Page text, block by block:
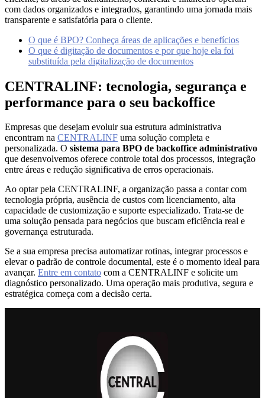
com dados organizados e integrados, garantindo uma jornada mais
transparente e satisfatória para o cliente.
O que é BPO? Conheça áreas de aplicações e benefícios
O que é digitação de documentos e por que hoje ela foi
substituída pela digitalização de documentos
CENTRALINF: tecnologia, segurança e
performance para o seu backoffice
Empresas que desejam evoluir sua estrutura administrativa
encontram na CENTRALINF uma solução completa e
personalizada. O sistema para BPO de backoffice administrativo
que desenvolvemos oferece controle total dos processos, integração
entre áreas e redução significativa de erros operacionais.
Ao optar pela CENTRALINF, a organização passa a contar com
tecnologia própria, ausência de custos com licenciamento, alta
capacidade de customização e suporte especializado. Trata-se de
uma solução pensada para negócios que buscam eficiência real e
governança estruturada.
Se a sua empresa precisa automatizar rotinas, integrar processos e
elevar o padrão de controle documental, este é o momento ideal para
avançar. Entre em contato com a CENTRALINF e solicite um
diagnóstico personalizado. Uma operação mais produtiva, segura e
estratégica começa com a decisão certa.